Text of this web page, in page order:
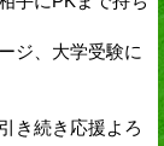
ジ、大学受験に
き続き応援よろ